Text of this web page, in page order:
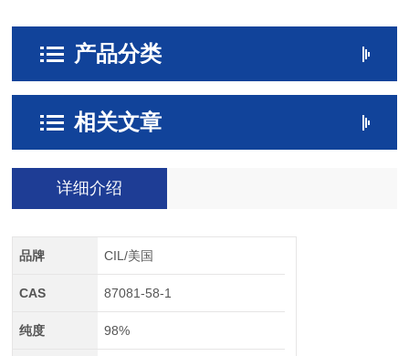
产品分类
相关文章
详细介绍
品牌 CIL/美国
CAS 87081-58-1
纯度 98%